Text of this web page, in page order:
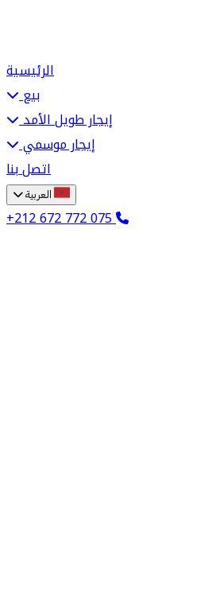
الرئيسية
بيع
إيجار طويل الأمد
إيجار موسمي
اتصل بنا
العربية
+212 672 772 075